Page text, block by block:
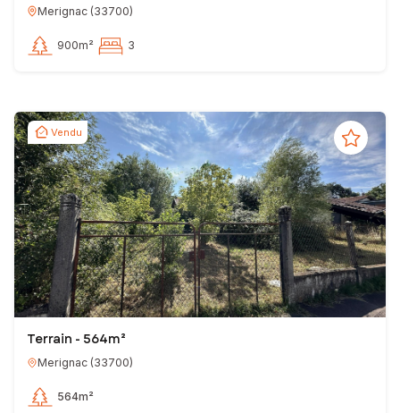
Merignac (33700)
900m² 3
Vendu
Terrain - 564m²
Merignac (33700)
564m²